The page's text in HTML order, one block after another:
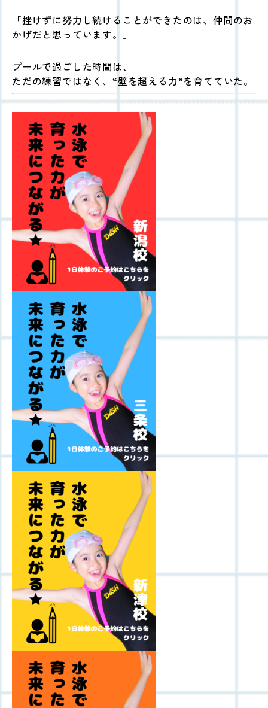
「挫けずに努力し続けることができたのは、仲間のお
かげだと思っています。」
プールで過ごした時間は、
ただの練習ではなく、“壁を超える力”を育てていた。